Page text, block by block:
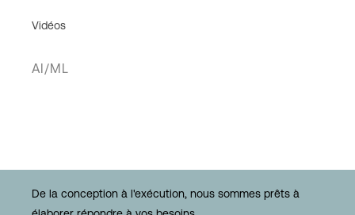
Vidéos
AI/ML
De la conception à l'exécution, nous sommes prêts à